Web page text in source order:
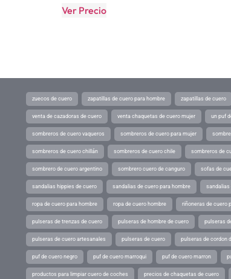
Ver Precio
zuecos de cuero zapatillas de cuero para hombre zapatillas de cuero
venta de cazadoras de cuero venta chaquetas de cuero mujer un puf
sombreros de cuero vaqueros sombreros de cuero para mujer
sombreros de cuero chillán sombreros de cuero chile sombreros de
sombrero de cuero argentino sombrero cuero de canguro sofas de
sandalias hippies de cuero sandalias de cuero para hombre sandalias
ropa de cuero para hombre ropa de cuero hombre riñoneras de cuero
pulseras de trenzas de cuero pulseras de hombre de cuero pulseras
pulseras de cuero artesanales pulseras de cuero pulseras de cordon
puf de cuero negro puf de cuero marroqui puf de cuero marron
productos para limpiar cuero de coches precios de chaquetas de cuero